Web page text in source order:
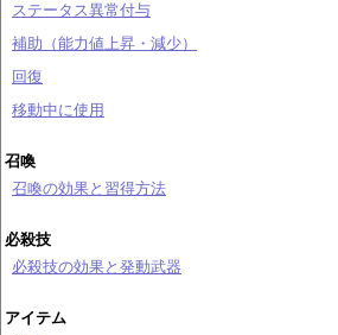
ステータス異常付与
補助（能力値上昇・減少）
回復
移動中に使用
召喚
召喚の効果と習得方法
必殺技
必殺技の効果と発動武器
アイテム